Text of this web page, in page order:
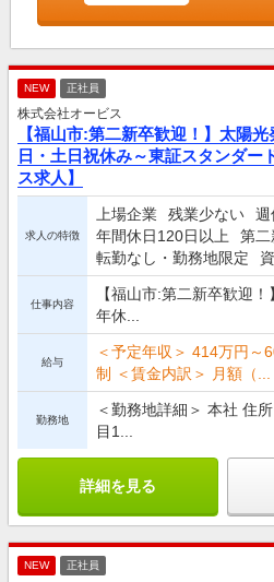
NEW 正社員
株式会社オービス
【福山市:第二新卒歓迎！】太陽
日・土日祝休み～東証スタンダー
ス求人】
求人の特徴
上場企業 残業少ない 週
年間休日120日以上
第二
転勤なし・勤務地限定
仕事内容
【福山市:第二新卒歓迎
年休...
給与
＜予定年収＞ 414万円～
制 ＜賃金内訳＞ 月額（...
勤務地
＜勤務地詳細＞ 本社 住
目1...
詳細を見る
NEW 正社員